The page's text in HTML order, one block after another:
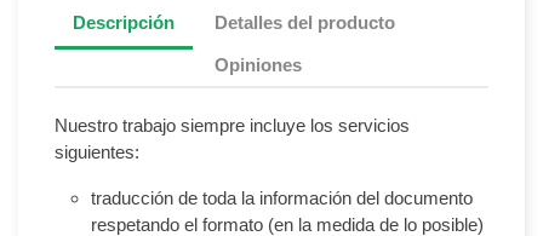
Descripción Detalles del producto
Opiniones
Nuestro trabajo siempre incluye los servicios
siguientes:
traducción de toda la información del documento
respetando el formato (en la medida de lo posible)